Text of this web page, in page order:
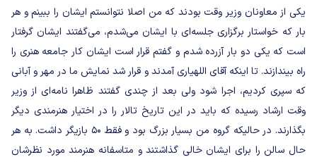
یکی از معاونان وزیر وقت بودند که من اصلا نتوانستم ایشان را ببینم و هر
بار که خواستار برگزاری جلسه‌ای با ایشان می‌شدم، می‌گفتند ایشان گرفتار
است که یکی دو بار آزرده شدم و گفتم قرار است ایشان کار جامعه هنری را
راه بیندازند. تا اینکه آقای اللهیاری آمدند و قرار شد نمایش ما در مهر و آبانی
که سپری کردیم، اجرا شود ولی بعد از چندی گفتند ظاهرا نامه‌ای از وزیر
وقت ارشاد رسیده که باید در این تاریخ تالار را در اختیار هنرمندی دیگر
بگذارند. در حالیکه گروه من بسیار بزرگ بود و فقط ۵۰ بازیگر داشت. به هر
حال سالن را برای ایشان خالی گذاشتند و متاسفانه هنرمند مورد نظرشان